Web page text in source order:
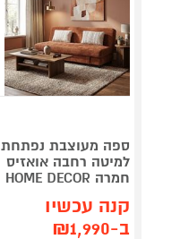
ספה מעוצבת נפתחת
למיטה רחבה אואזיס
חמרה HOME DECOR
קנה עכשיו
ב-₪1,990